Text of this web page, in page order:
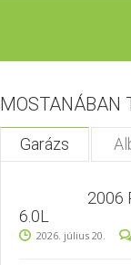
MOSTANÁBAN
Garázs
2006
6.0L
2026. július 20.